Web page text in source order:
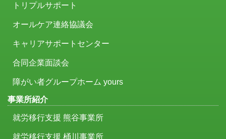
トリプルサポート
オールケア連絡協議会
キャリアサポートセンター
合同企業面談会
障がい者グループホーム yours
事業所紹介
就労移行支援 熊谷事業所
就労移行支援 桶川事業所